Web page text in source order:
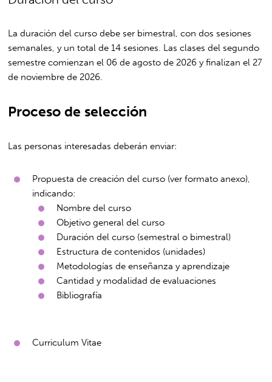
La duración del curso debe ser bimestral, con dos sesiones
semanales, y un total de 14 sesiones. Las clases del segundo
semestre comienzan el 06 de agosto de 2026 y finalizan el 27
de noviembre de 2026.
Proceso de selección
Las personas interesadas deberán enviar:
Propuesta de creación del curso (ver formato anexo),
indicando:
Nombre del curso
Objetivo general del curso
Duración del curso (semestral o bimestral)
Estructura de contenidos (unidades)
Metodologías de enseñanza y aprendizaje
Cantidad y modalidad de evaluaciones
Bibliografía
Curriculum Vitae